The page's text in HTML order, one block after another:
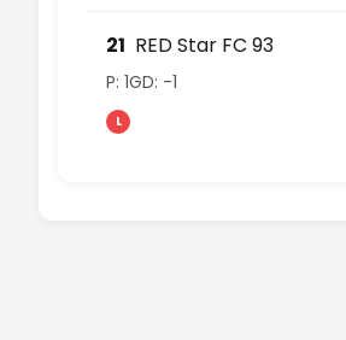
21 RED Star FC 93
P: 1GD: -1
L